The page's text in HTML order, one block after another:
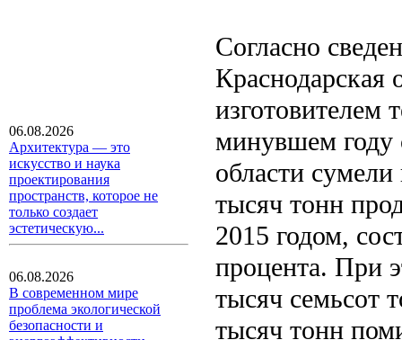
06.08.2026
Архитектура — это
искусство и наука
проектирования
пространств, которое не
только создает
эстетическую...
06.08.2026
В современном мире
проблема экологической
безопасности и
Согласно
Краснодарская
минувшем году
области
тысяч тонн
2015 годом,
процента. При
тысяч семьсот
тысяч тонн